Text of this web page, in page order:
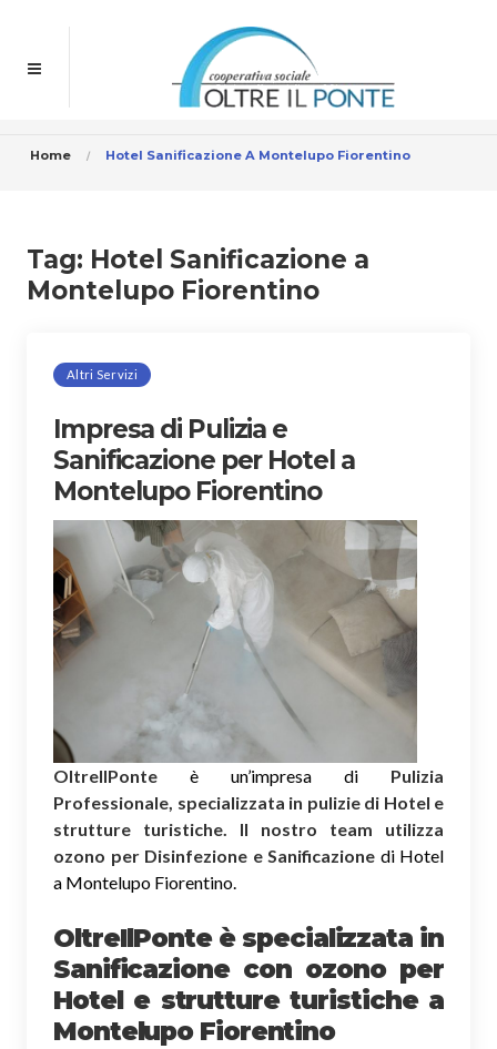
Home Hotel Sanificazione A Montelupo Fiorentino
Tag: Hotel Sanificazione a
Montelupo Fiorentino
Altri Servizi
Impresa di Pulizia e
Sanificazione per Hotel a
Montelupo Fiorentino
OltreIlPonte è un’impresa di Pulizia
Professionale, specializzata in pulizie di Hotel e
strutture turistiche. Il nostro team utilizza
ozono per Disinfezione e Sanificazione di Hotel
a Montelupo Fiorentino.
OltreIlPonte è specializzata in
Sanificazione con ozono per
Hotel e strutture turistiche a
Montelupo Fiorentino